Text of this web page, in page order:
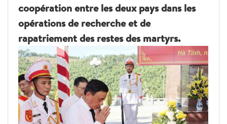
coopération entre les deux pays dans les
opérations de recherche et de
rapatriement des restes des martyrs.